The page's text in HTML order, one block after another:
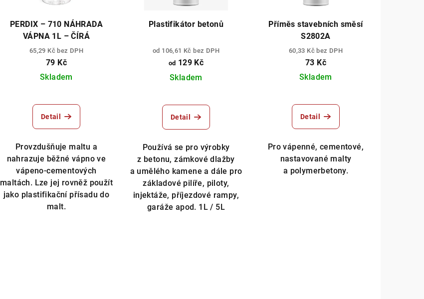
ů
PERDIX – 710 NÁHRADA
VÁPNA 1L – ČÍRÁ
65,29 Kč bez DPH
79 Kč
Skladem
Detail
Provzdušňuje maltu a
nahrazuje běžné vápno ve
vápeno-cementových
maltách. Lze jej rovněž použít
jako plastifikační přísadu do
malt.
Plastifikátor betonů
od 106,61 Kč bez DPH
od 129 Kč
Skladem
Detail
Používá se pro výrobky
z betonu, zámkové dlažby
a umělého kamene a dále pro
základové pilíře, piloty,
injektáže, příjezdové rampy,
garáže apod. 1L / 5L
Příměs stavebních směsí
S2802A
60,33 Kč bez DPH
73 Kč
Skladem
Detail
Pro vápenné, cementové,
nastavované malty
a polymerbetony.